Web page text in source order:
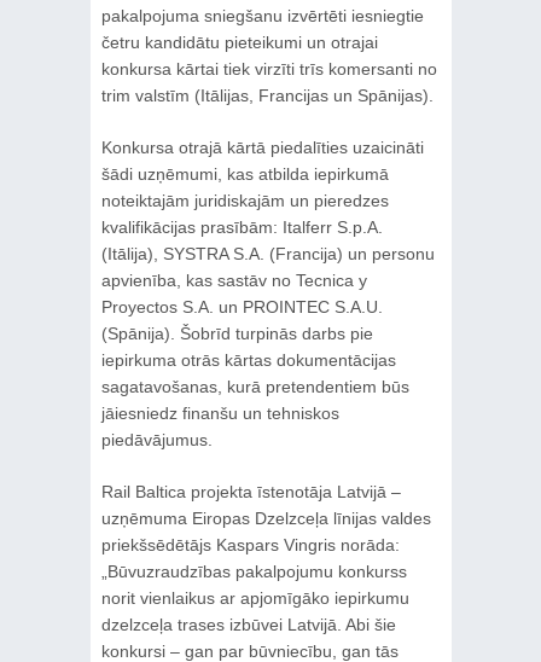
pakalpojuma sniegšanu izvērtēti iesniegtie
četru kandidātu pieteikumi un otrajai
konkursa kārtai tiek virzīti trīs komersanti no
trim valstīm (Itālijas, Francijas un Spānijas).
Konkursa otrajā kārtā piedalīties uzaicināti
šādi uzņēmumi, kas atbilda iepirkumā
noteiktajām juridiskajām un pieredzes
kvalifikācijas prasībām: Italferr S.p.A.
(Itālija), SYSTRA S.A. (Francija) un personu
apvienība, kas sastāv no Tecnica y
Proyectos S.A. un PROINTEC S.A.U.
(Spānija). Šobrīd turpinās darbs pie
iepirkuma otrās kārtas dokumentācijas
sagatavošanas, kurā pretendentiem būs
jāiesniedz finanšu un tehniskos
piedāvājumus.
Rail Baltica projekta īstenotāja Latvijā –
uzņēmuma Eiropas Dzelzceļa līnijas valdes
priekšsēdētājs Kaspars Vingris norāda:
„Būvuzraudzības pakalpojumu konkurss
norit vienlaikus ar apjomīgāko iepirkumu
dzelzceļa trases izbūvei Latvijā. Abi šie
konkursi – gan par būvniecību, gan tās